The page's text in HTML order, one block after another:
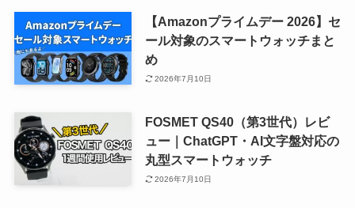
【Amazonプライムデー 2026】セ
ール対象のスマートウォッチまと
め
2026年7月10日
FOSMET QS40（第3世代）レビ
ュー｜ChatGPT・AI文字盤対応の
丸型スマートウォッチ
2026年7月10日